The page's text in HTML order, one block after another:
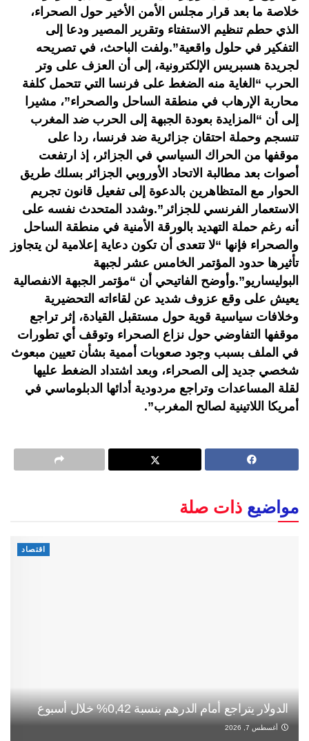
خلاصة ما بعد قرار مجلس الأمن الأخير حول الصحراء،
الذي حطم تنظيم الاستفتاء وتقرير المصير ودعا إلى
التفكير في حلول واقعية”.ولفت الباحث، في تصريحه
لجريدة هسبريس الإلكترونية، إلى أن العزف على وتر
الحرب “الغاية منه الضغط على فرنسا التي تتحمل كلفة
محاربة الإرهاب في منطقة الساحل والصحراء”، مشيرا
إلى أن “المزايدة بعودة الجبهة إلى الحرب ضد المغرب
تنسجم وحملة احتقان جزائرية ضد فرنسا، ردا على
موقفها من الحراك السياسي في الجزائر، إذ ارتفعت
أصوات بعد مطالبة الاتحاد الأوروبي الجزائر بسلك طريق
الحوار مع المتظاهرين بالدعوة إلى تفعيل قانون تجريم
الاستعمار الفرنسي للجزائر”.وشدد المتحدث نفسه على
أنه رغم حملة التهديد بالورقة الأمنية في منطقة الساحل
والصحراء فإنها “لا تتعدى أن تكون دعاية إعلامية لن يتجاوز
تأثيرها حدود المؤتمر الخامس عشر لجبهة
البوليساريو”.وأوضح الفاتيحي أن “مؤتمر الجبهة الانفصالية
يعيش على وقع عزوف شديد عن لقاءاته التحضيرية
وخلافات سياسية قوية حول مستقبل القيادة، إثر تراجع
موقفها التفاوضي حول نزاع الصحراء وتوقف أي تطورات
في الملف بسبب وجود صعوبات أممية بشأن تعيين مبعوث
شخصي جديد إلى الصحراء، وبعد اشتداد الضغط عليها
لقلة المساعدات وتراجع مردودية أدائها الدبلوماسي في
أمريكا اللاتينية لصالح المغرب”.
مواضيع ذات صلة
اقتصاد
الدولار يتراجع أمام الدرهم بنسبة 0,42% خلال أسبوع
أغسطس 7, 2026